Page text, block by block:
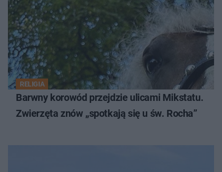
RELIGIA
Barwny korowód przejdzie ulicami Mikstatu.
Zwierzęta znów „spotkają się u św. Rocha”